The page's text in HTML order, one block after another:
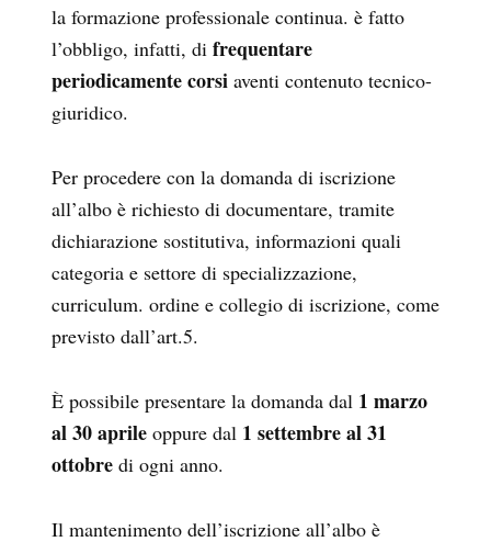
la formazione professionale continua. è fatto
l’obbligo, infatti, di frequentare
periodicamente corsi aventi contenuto tecnico-
giuridico.
Per procedere con la domanda di iscrizione
all’albo è richiesto di documentare, tramite
dichiarazione sostitutiva, informazioni quali
categoria e settore di specializzazione,
curriculum. ordine e collegio di iscrizione, come
previsto dall’art.5.
È possibile presentare la domanda dal 1 marzo
al 30 aprile oppure dal 1 settembre al 31
ottobre di ogni anno.
Il mantenimento dell’iscrizione all’albo è